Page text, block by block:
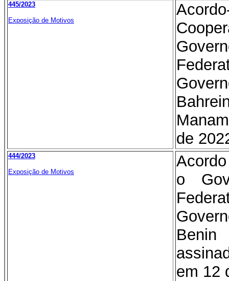
445/2023
Exposição de Motivos
de
444/2023
Exposição de Motivos
o
Benin
em 12